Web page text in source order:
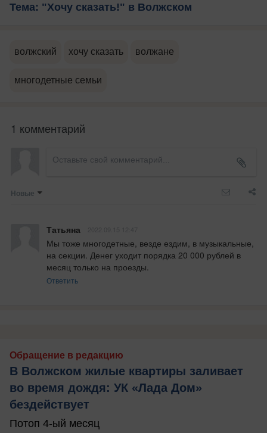
Тема: "Хочу сказать!" в Волжском
волжский хочу сказать волжане
многодетные семьи
1 комментарий
Новые
Татьяна
Мы тоже многодетные, везде ездим, в музыкальные,
на секции. Денег уходит порядка 20 000 рублей в
месяц только на проезды.
Ответить
Обращение в редакцию
В Волжском жилые квартиры заливает
во время дождя: УК «Лада Дом»
бездействует
Потоп 4-ый месяц